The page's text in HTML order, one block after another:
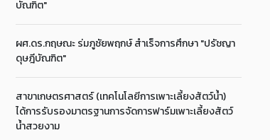
บัณฑิต"
ผศ.ดร.กฤษณะ ร่มภูชัยพฤกษ์ สำเร็จการศึกษา "ปรัชญา
ดุษฎีบัณฑิต"
สาขาเกษตรศาสตร์ (เทคโนโลยีการเพาะเลี้ยงสัตว์น้ำ)
ได้การรับรองมาตรฐานการจัดการฟาร์มเพาะเลี้ยงสัตว์
น้ำสวยงาม